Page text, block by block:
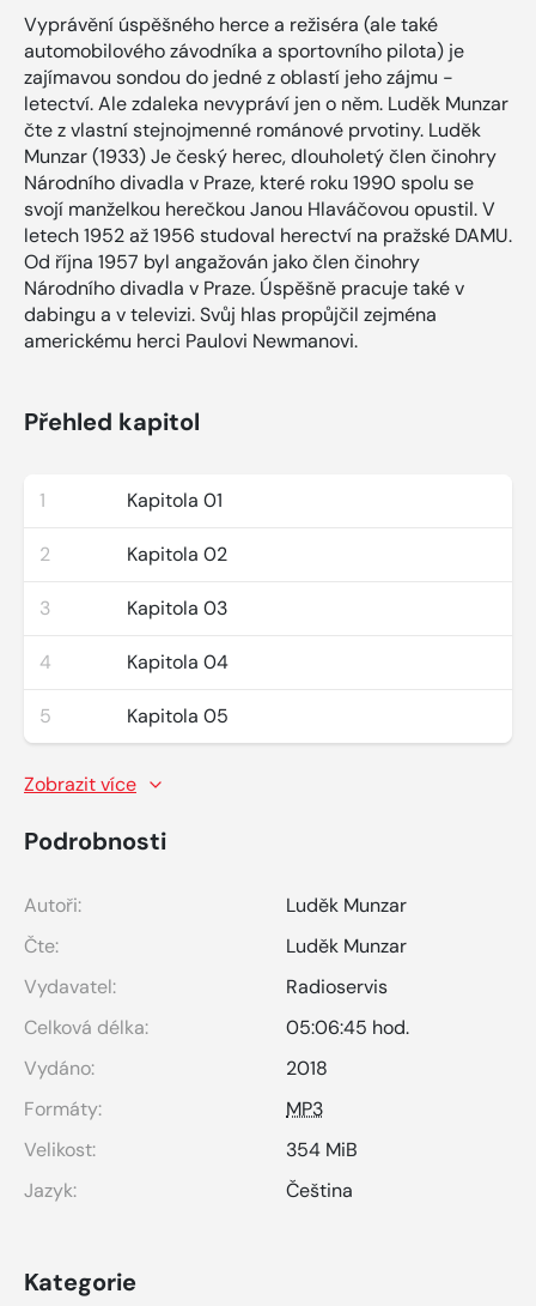
Vyprávění úspěšného herce a režiséra (ale také
automobilového závodníka a sportovního pilota) je
zajímavou sondou do jedné z oblastí jeho zájmu -
letectví. Ale zdaleka nevypráví jen o něm. Luděk Munzar
čte z vlastní stejnojmenné románové prvotiny. Luděk
Munzar (1933) Je český herec, dlouholetý člen činohry
Národního divadla v Praze, které roku 1990 spolu se
svojí manželkou herečkou Janou Hlaváčovou opustil. V
letech 1952 až 1956 studoval herectví na pražské DAMU.
Od října 1957 byl angažován jako člen činohry
Národního divadla v Praze. Úspěšně pracuje také v
dabingu a v televizi. Svůj hlas propůjčil zejména
americkému herci Paulovi Newmanovi.
Přehled kapitol
1 Kapitola 01
2 Kapitola 02
3 Kapitola 03
4 Kapitola 04
5 Kapitola 05
Zobrazit více
Podrobnosti
Autoři:
Luděk Munzar
Čte:
Luděk Munzar
Vydavatel:
Radioservis
Celková délka:
05:06:45 hod.
Vydáno:
2018
Formáty:
MP3
Velikost:
354 MiB
Jazyk:
Čeština
Kategorie